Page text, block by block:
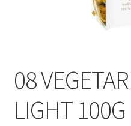
08
LIGHT 100G